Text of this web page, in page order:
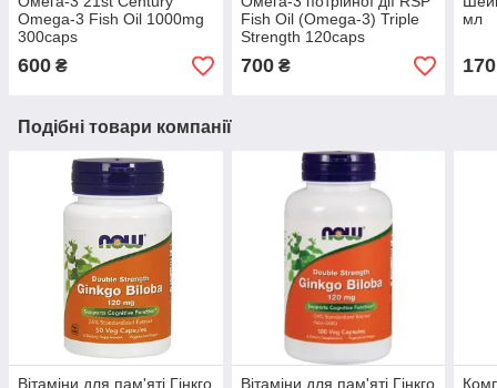
Omega-3 Fish Oil 1000mg
300caps
600 ₴
Fish Oil (Omega-3) Triple
Strength 120caps
700₴
мл
170
Подібні товари компанії
Вітаміни для пам'яті Гінкго
Вітаміни для пам'яті Гінкго